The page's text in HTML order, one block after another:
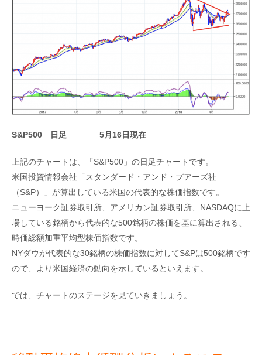
S&P500 日足 5月16日現在
上記のチャートは、「S&P500」の日足チャートです。
米国投資情報会社「スタンダード・アンド・プアーズ社
（S&P）」が算出している米国の代表的な株価指数です。
ニューヨーク証券取引所、アメリカン証券取引所、NASDAQに上
場している銘柄から代表的な500銘柄の株価を基に算出される、
時価総額加重平均型株価指数です。
NYダウが代表的な30銘柄の株価指数に対してS&Pは500銘柄です
ので、より米国経済の動向を示しているといえます。
では、チャートのステージを見ていきましょう。